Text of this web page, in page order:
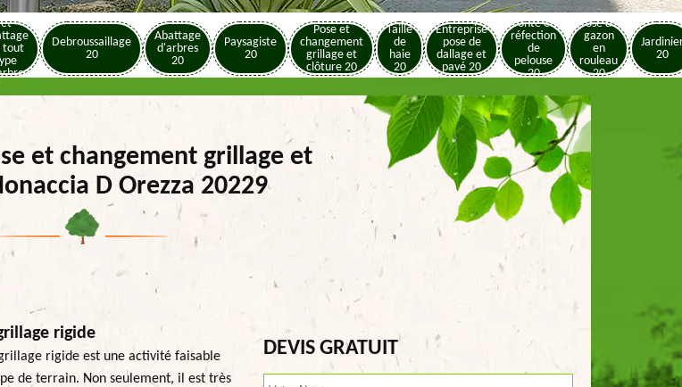
et
tout
Debroussaillage
20
Abattage
d'arbres
20
Paysagiste
20
Pose et
changement
grillage et
clôture 20
Taille
de
haie
20
Entreprise
pose de
dallage et
pavé 20
Tonte et
réfection
de
pelouse
20
Pose de
gazon
en
rouleau
20
20
et changement grillage et
D Orezza 20229
rigide
rigide est une activité faisable
de terrain. Non seulement, il est très
DEVIS GRATUIT